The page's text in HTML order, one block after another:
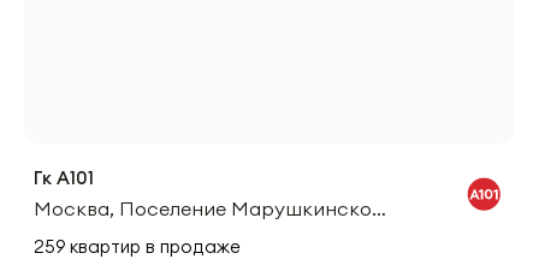
Гк А101
Москва, Поселение Марушкинское, Деревня Постниково, Полевой Переулок
259 квартир в продаже